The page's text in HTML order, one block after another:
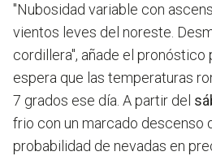
"Nubosidad variable con
vientos leves del noreste.
cordillera", añade el pronóstico
espera que las temperaturas
7 grados ese día. A partir del
frio con un marcado descenso
probabilidad de nevadas en